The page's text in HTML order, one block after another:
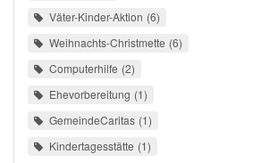
Väter-Kinder-Aktion 6
Weihnachts-Christmette 6
Computerhilfe 2
Ehevorbereitung 1
GemeindeCaritas 1
Kindertagesstätte 1